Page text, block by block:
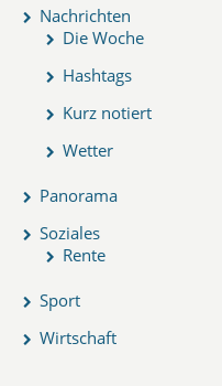
Nachrichten
Die Woche
Hashtags
Kurz notiert
Wetter
Panorama
Soziales
Rente
Sport
Wirtschaft